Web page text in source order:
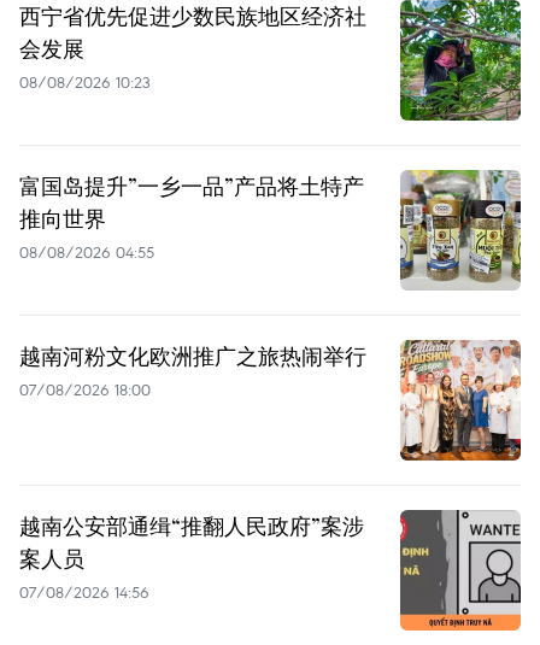
西宁省优先促进少数民族地区经济社
会发展
08/08/2026 10:23
富国岛提升”一乡一品”产品将土特产
推向世界
08/08/2026 04:55
越南河粉文化欧洲推广之旅热闹举行
07/08/2026 18:00
越南公安部通缉“推翻人民政府”案涉
案人员
07/08/2026 14:56